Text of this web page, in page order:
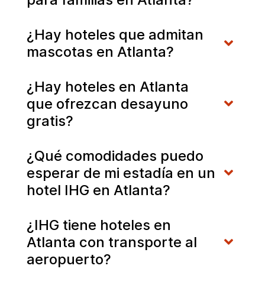
¿Hay hoteles que admitan
mascotas en Atlanta?
¿Hay hoteles en Atlanta
que ofrezcan desayuno
gratis?
¿Qué comodidades puedo
esperar de mi estadía en un
hotel IHG en Atlanta?
¿IHG tiene hoteles en
Atlanta con transporte al
aeropuerto?